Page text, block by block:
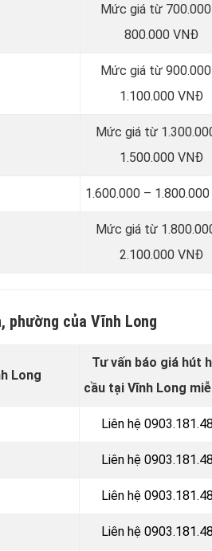
Mức giá từ
800.000 VNĐ
Mức giá từ
1.100.000 VNĐ
Mức giá từ
1.500.000 VNĐ
1.600.000 –
Mức giá từ
2.100.000 VNĐ
phường của Vĩnh Long
Long
Tư vấn báo giá hút
cầu tại Vĩnh Long
Liên hệ
Liên hệ
Liên hệ
Liên hệ